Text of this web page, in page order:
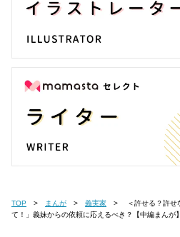
TOP まんが 義実家
て！」義妹からの依頼に応えるべき？【中編まんが】